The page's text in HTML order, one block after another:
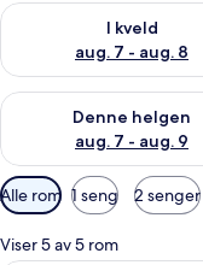
I kveld
aug. 7 - aug. 8
Sjekk tilgjengelighet
Denne helgen
aug. 7 - aug. 9
Sjekk tilgjengelighet
Tilgjengelige
filtre
for
Alle rom 1 seng 2 senger
Viser 5 av 5 rom